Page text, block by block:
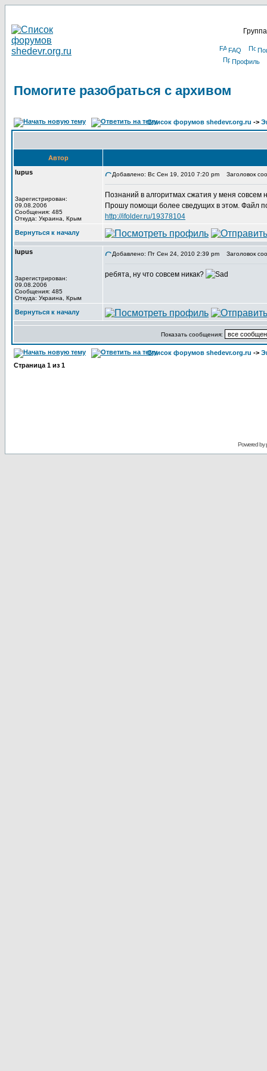
FAQ
Профиль
Помогите разобраться с архивом
Список форумов shedevr.org.ru ->
Автор
lupus
Зарегистрирован:
09.08.2006
Сообщения: 485
Откуда: Украина, Крым
Добавлено: Вс Сен 19, 2010 7:20 pm Заголовок
Познаний в алгоритмах сжатия у меня совсем
Прошу помощи более сведущих в этом. Файл
http://ifolder.ru/19378104
Вернуться к началу
lupus
Зарегистрирован:
09.08.2006
Сообщения: 485
Откуда: Украина, Крым
Добавлено: Пт Сен 24, 2010 2:39 pm Заголовок
ребята, ну что совсем никак?
Вернуться к началу
Показать сообщения:
Список форумов shedevr.org.ru ->
Страница 1 из 1
Powered by